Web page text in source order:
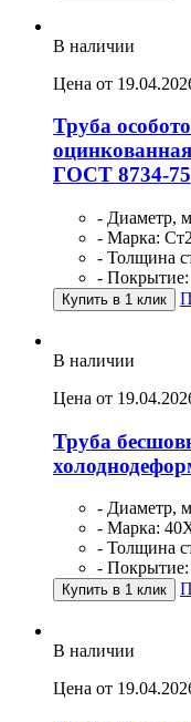
В наличии
Цена от
Труба
ГОСТ 8734-75
- Диаметр,
- Марка:
- Толщина
-
Купить в 1 клик
В наличии
Цена от
Труба
- Диаметр,
- Марка:
- Толщина
-
Купить в 1 клик
В наличии
Цена от